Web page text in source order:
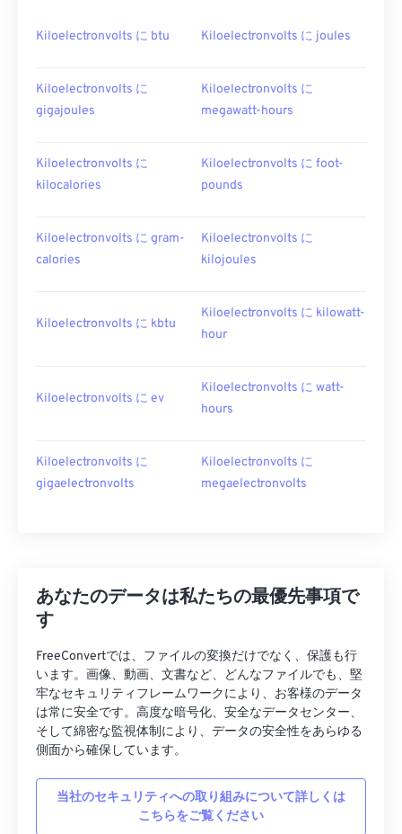
Kiloelectronvolts に btu Kiloelectronvolts に joules
Kiloelectronvolts に
gigajoules
Kiloelectronvolts に
megawatt-hours
Kiloelectronvolts に
kilocalories
Kiloelectronvolts に foot-
pounds
Kiloelectronvolts に gram-
calories
Kiloelectronvolts に
kilojoules
Kiloelectronvolts に kbtu
Kiloelectronvolts に kilowatt-
hour
Kiloelectronvolts に ev
Kiloelectronvolts に watt-
hours
Kiloelectronvolts に
gigaelectronvolts
Kiloelectronvolts に
megaelectronvolts
あなたのデータは私たちの最優先事項で
す
FreeConvertでは、ファイルの変換だけでなく、保護も行
います。画像、動画、文書など、どんなファイルでも、堅
牢なセキュリティフレームワークにより、お客様のデータ
は常に安全です。高度な暗号化、安全なデータセンター、
そして綿密な監視体制により、データの安全性をあらゆる
側面から確保しています。
当社のセキュリティへの取り組みについて詳しくは
こちらをご覧ください